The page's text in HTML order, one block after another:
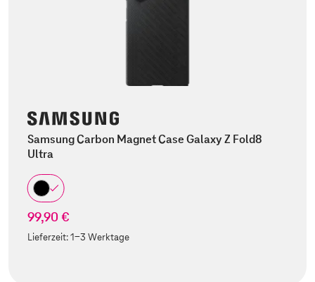
Samsung Carbon Magnet Case Galaxy Z Fold8
Ultra
99,90 €
Lieferzeit:1-3 Werktage